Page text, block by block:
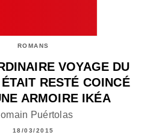
ROMANS
VOYAGE DU
RESTÉ COINCÉ
ARMOIRE IKÉA
Puértolas
18/03/2015